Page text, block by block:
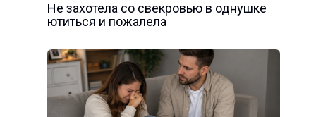
Не захотела со свекровью в однушке
ютиться и пожалела